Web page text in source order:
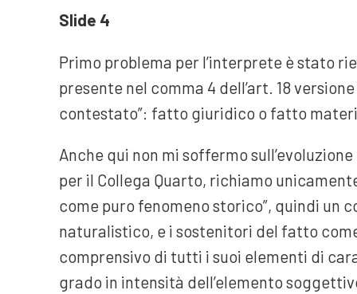
Slide 4
Primo problema per l’interprete è stato
presente nel comma 4 dell’art. 18
contestato”: fatto giuridico o fatto
Anche qui non mi soffermo
per il Collega Quarto, richiamo
come puro fenomeno storico”, quindi un
naturalistico, e i sostenitori del fatto
comprensivo di tutti i suoi elementi di
grado in intensità dell’elemento